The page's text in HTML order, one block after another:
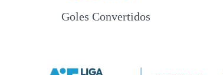
Goles Convertidos